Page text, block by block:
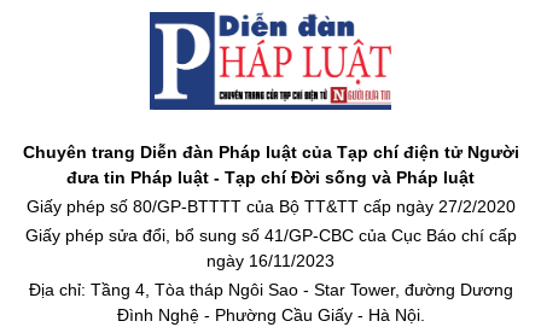
Chuyên trang Diễn đàn Pháp luật của Tạp chí điện tử Người
đưa tin Pháp luật - Tạp chí Đời sống và Pháp luật
Giấy phép số 80/GP-BTTTT của Bộ TT&TT cấp ngày 27/2/2020
Giấy phép sửa đổi, bổ sung số 41/GP-CBC của Cục Báo chí cấp
ngày 16/11/2023
Địa chỉ: Tầng 4, Tòa tháp Ngôi Sao - Star Tower, đường Dương
Đình Nghệ - Phường Cầu Giấy - Hà Nội.